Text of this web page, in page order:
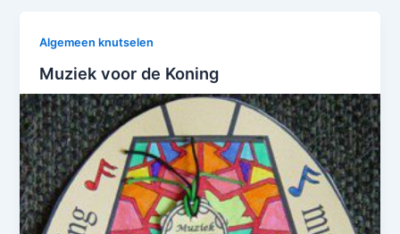
Algemeen knutselen
Muziek voor de Koning